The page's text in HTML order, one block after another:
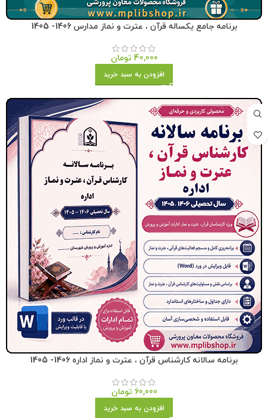
برنامه جامع یکساله قرآن ، عترت و نماز مدارس 1406- 1405
40,000 تومان
افزودن به سبد خرید
برنامه سالانه کارشناس قرآن ، عترت و نماز اداره 1406- 1405
60,000 تومان
افزودن به سبد خرید